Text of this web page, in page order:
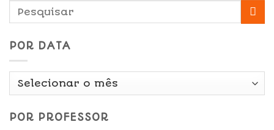
POR DATA
Por
POR PROFESSOR